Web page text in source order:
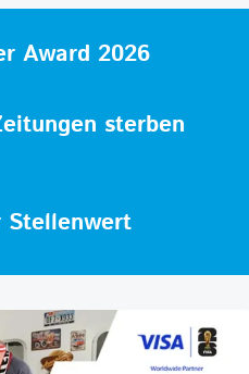
Award 2026
sterben
Stellenwert